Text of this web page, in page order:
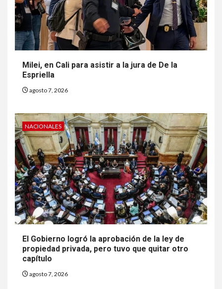
Milei, en Cali para asistir a la jura de De la
Espriella
agosto 7, 2026
NACIONALES
El Gobierno logró la aprobación de la ley de
propiedad privada, pero tuvo que quitar otro
capítulo
agosto 7, 2026